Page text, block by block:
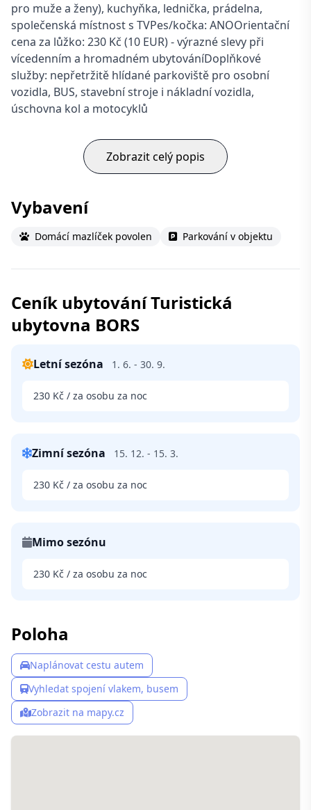
pro muže a ženy), kuchyňka, lednička, prádelna,
společenská místnost s TVPes/kočka: ANOOrientační
cena za lůžko: 230 Kč (10 EUR) - výrazné slevy při
vícedenním a hromadném ubytováníDoplňkové
služby: nepřetržitě hlídané parkoviště pro osobní
vozidla, BUS, stavební stroje i nákladní vozidla,
úschovna kol a motocyklů
Zobrazit celý popis
Vybavení
Domácí mazlíček povolen Parkování v objektu
Ceník ubytování Turistická
ubytovna BORS
Letní sezóna 1. 6. - 30. 9.
230 Kč / za osobu za noc
Zimní sezóna 15. 12. - 15. 3.
230 Kč / za osobu za noc
Mimo sezónu
230 Kč / za osobu za noc
Poloha
Naplánovat cestu autem
Vyhledat spojení vlakem, busem
Zobrazit na mapy.cz